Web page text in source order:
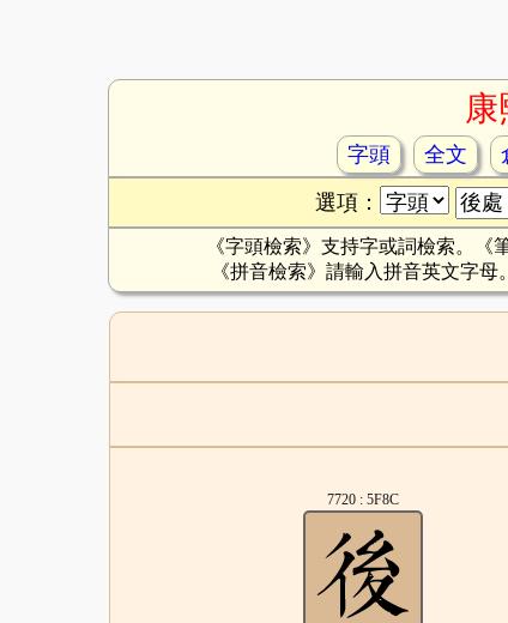
字頭 全文
選項：
《字頭檢索》支持字或詞檢索。《
《拼音檢索》請輸入拼音英文字
7720 : 5F8C